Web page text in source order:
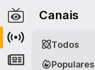
Canais
Populares
Todos